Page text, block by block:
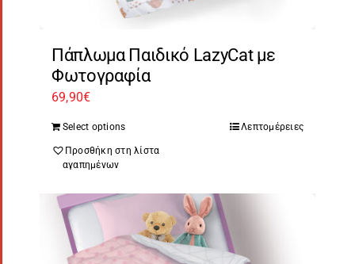
Πάπλωμα Παιδικό LazyCat με
Φωτογραφία
69,90€
Select options Λεπτομέρειες
Προσθήκη στη λίστα
αγαπημένων